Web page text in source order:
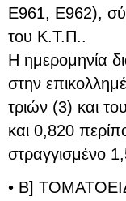
Ε961, Ε962),
του Κ.Τ.Π..
H ημερομηνία
στην
τριών (3) και
και 0,820
στραγγισμένο
• Β]